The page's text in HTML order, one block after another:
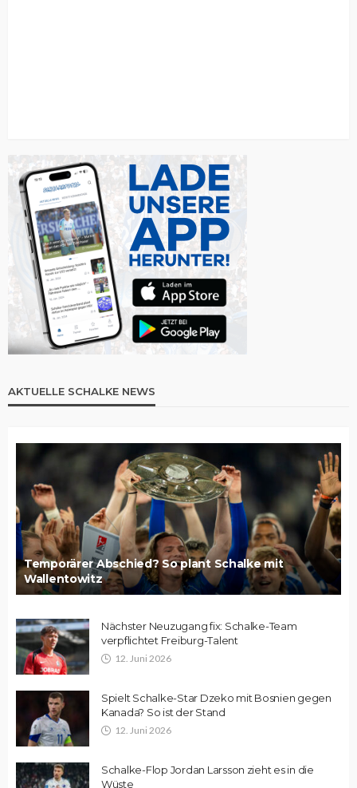
AKTUELLE SCHALKE NEWS
Temporärer Abschied? So plant Schalke mit
Wallentowitz
Nächster Neuzugang fix: Schalke-Team
verpflichtet Freiburg-Talent
12. Juni 2026
Spielt Schalke-Star Dzeko mit Bosnien gegen
Kanada? So ist der Stand
12. Juni 2026
Schalke-Flop Jordan Larsson zieht es in die
Wüste